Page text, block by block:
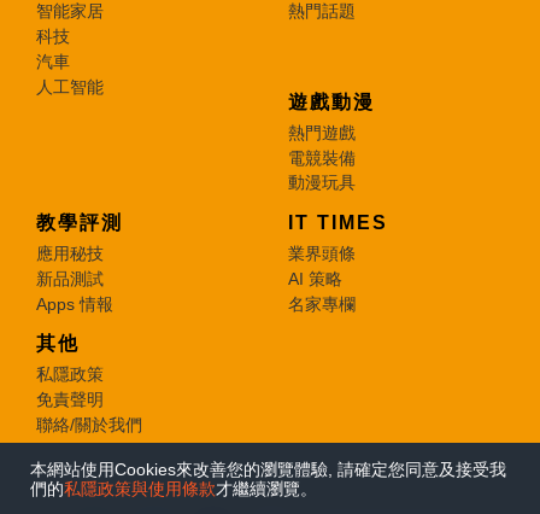
本網站使用Cookies來改善您的瀏覽體驗, 請確定您同意及接受我
們的私隱政策與使用條款才繼續瀏覽。
智能家居
科技
汽車
人工智能
熱門話題
遊戲動漫
熱門遊戲
電競裝備
動漫玩具
教學評測
應用秘技
新品測試
Apps 情報
IT TIMES
業界頭條
AI 策略
名家專欄
其他
私隱政策
免責聲明
聯絡/關於我們
© 2026 e-zone. All Rights Reserved.